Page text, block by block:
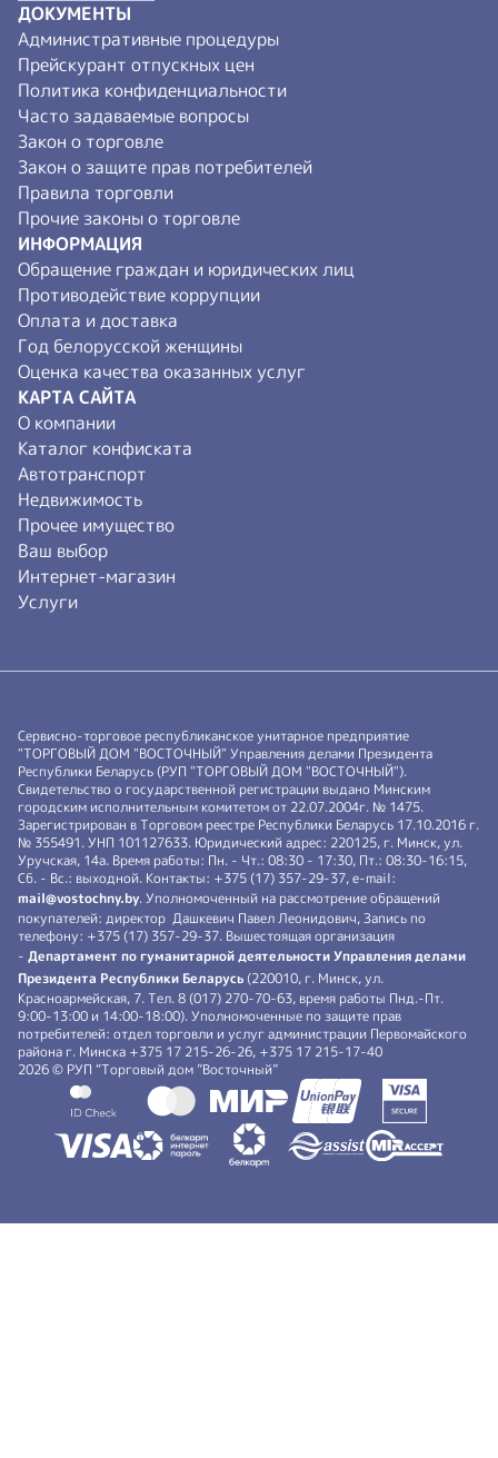
ДОКУМЕНТЫ
Административные процедуры
Прейскурант отпускных цен
Политика конфиденциальности
Часто задаваемые вопросы
Закон о торговле
Закон о защите прав потребителей
Правила торговли
Прочие законы о торговле
ИНФОРМАЦИЯ
Обращение граждан и юридических лиц
Противодействие коррупции
Оплата и доставка
Год белорусской женщины
Оценка качества оказанных услуг
КАРТА САЙТА
О компании
Каталог конфиската
Автотранспорт
Недвижимость
Прочее имущество
Ваш выбор
Интернет-магазин
Услуги
Сервисно-торговое республиканское унитарное предприятие
"ТОРГОВЫЙ ДОМ "ВОСТОЧНЫЙ" Управления делами Президента
Республики Беларусь (РУП "ТОРГОВЫЙ ДОМ "ВОСТОЧНЫЙ").
Свидетельство о государственной регистрации выдано Минским
городским исполнительным комитетом от 22.07.2004г. № 1475.
Зарегистрирован в Торговом реестре Республики Беларусь 17.10.2016 г.
№ 355491. УНП 101127633. Юридический адрес: 220125, г. Минск, ул.
Уручская, 14а. Время работы: Пн. - Чт.: 08:30 - 17:30, Пт.: 08:30-16:15,
Сб. - Вс.: выходной. Контакты: +375 (17) 357-29-37, e-mail:
mail@vostochny.by. Уполномоченный на рассмотрение обращений
покупателей: директор Дашкевич Павел Леонидович, Запись по
телефону: +375 (17) 357-29-37. Вышестоящая организация
- Департамент по гуманитарной деятельности Управления делами
Президента Республики Беларусь (220010, г. Минск, ул.
Красноармейская, 7. Тел. 8 (017) 270-70-63, время работы Пнд.-Пт.
9:00-13:00 и 14:00-18:00). Уполномоченные по защите прав
потребителей: отдел торговли и услуг администрации Первомайского
района г. Минска +375 17 215-26-26, +375 17 215-17-40
2026 © РУП “Торговый дом ”Восточный”